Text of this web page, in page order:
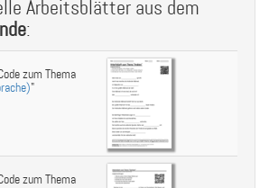
Arbeitsblätter aus dem
:
zum Thema
"
zum Thema